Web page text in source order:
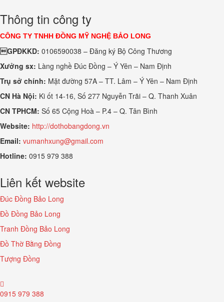
Thông tin công ty
CÔNG TY TNHH ĐỒNG MỸ NGHỆ BẢO LONG
GPĐKKD: 0106590038 – Đăng ký Bộ Công Thương
Xưởng sx: Làng nghề Đúc Đồng – Ý Yên – Nam Định
Trụ sở chính: Mặt đường 57A – TT. Lâm – Ý Yên – Nam Định
CN Hà Nội: Ki ốt 14-16, Số 277 Nguyễn Trãi – Q. Thanh Xuân
CN TPHCM: Số 65 Cộng Hoà – P.4 – Q. Tân Bình
Website: http://dothobangdong.vn
Email: vumanhxung@gmail.com
Hotline: 0915 979 388
Liên kết website
Đúc Đồng Bảo Long
Đồ Đồng Bảo Long
Tranh Đồng Bảo Long
Đồ Thờ Bằng Đồng
Tượng Đồng
0915 979 388